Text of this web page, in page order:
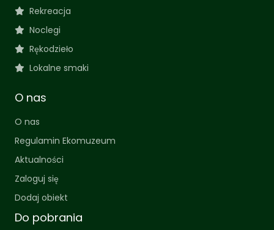
Rekreacja
Noclegi
Rękodzieło
Lokalne smaki
O nas
O nas
Regulamin Ekomuzeum
Aktualności
Zaloguj się
Dodaj obiekt
Do pobrania